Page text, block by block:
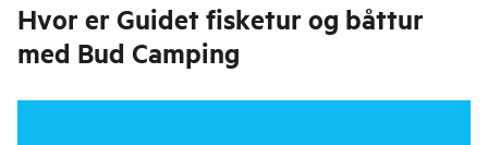
Hvor er Guidet fisketur og båttur
med Bud Camping